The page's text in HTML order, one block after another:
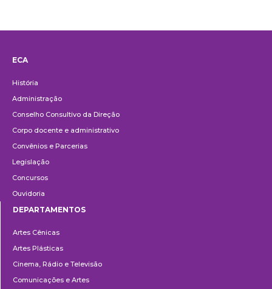
ECA
História
Administração
Conselho Consultivo da Direção
Corpo docente e administrativo
Convênios e Parcerias
Legislação
Concursos
Ouvidoria
DEPARTAMENTOS
Artes Cênicas
Artes Plásticas
Cinema, Rádio e Televisão
Comunicações e Artes